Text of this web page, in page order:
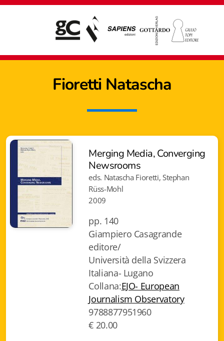
Fioretti Natascha
Merging Media, Converging
Newsrooms
eds. Natascha Fioretti, Stephan
Rüss-Mohl
2009
pp. 140
Giampiero Casagrande
editore/
Università della Svizzera
Italiana- Lugano
Collana:EJO- European
Journalism Observatory
9788877951960
€ 20.00
Giampiero Casagrande editore
Biblioteca letteraria Nord-Sud